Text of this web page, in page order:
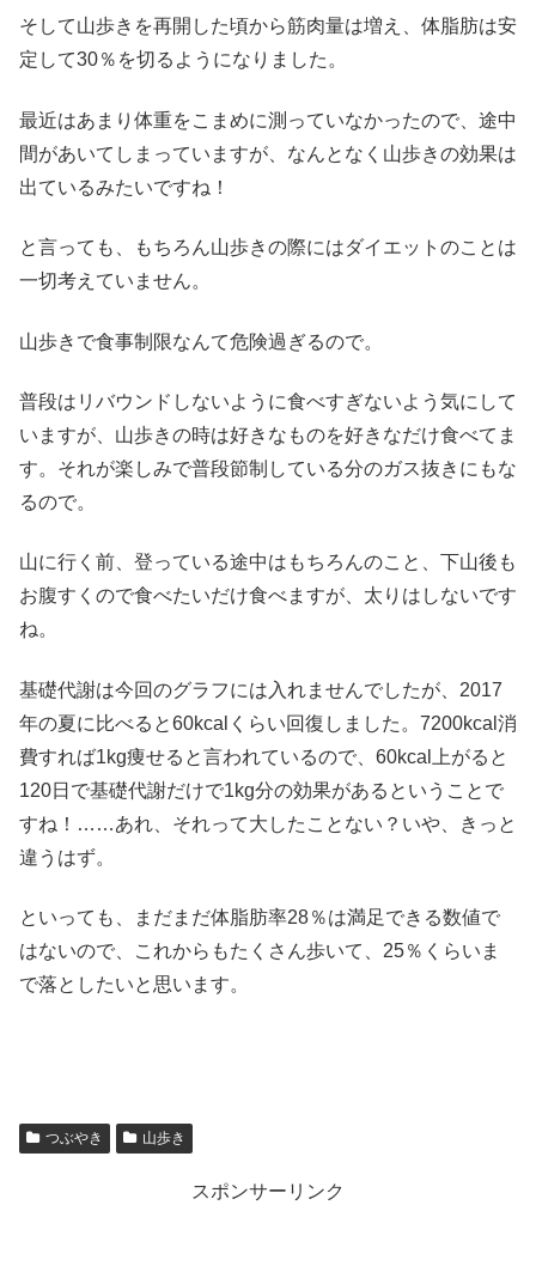
そして山歩きを再開した頃から筋肉量は増え、体脂肪は安
定して30％を切るようになりました。
最近はあまり体重をこまめに測っていなかったので、途中
間があいてしまっていますが、なんとなく山歩きの効果は
出ているみたいですね！
と言っても、もちろん山歩きの際にはダイエットのことは
一切考えていません。
山歩きで食事制限なんて危険過ぎるので。
普段はリバウンドしないように食べすぎないよう気にして
いますが、山歩きの時は好きなものを好きなだけ食べてま
す。それが楽しみで普段節制している分のガス抜きにもな
るので。
山に行く前、登っている途中はもちろんのこと、下山後も
お腹すくので食べたいだけ食べますが、太りはしないです
ね。
基礎代謝は今回のグラフには入れませんでしたが、2017
年の夏に比べると60kcalくらい回復しました。7200kcal消
費すれば1kg痩せると言われているので、60kcal上がると
120日で基礎代謝だけで1kg分の効果があるということで
すね！……あれ、それって大したことない？いや、きっと
違うはず。
といっても、まだまだ体脂肪率28％は満足できる数値で
はないので、これからもたくさん歩いて、25％くらいま
で落としたいと思います。
つぶやき 山歩き
スポンサーリンク